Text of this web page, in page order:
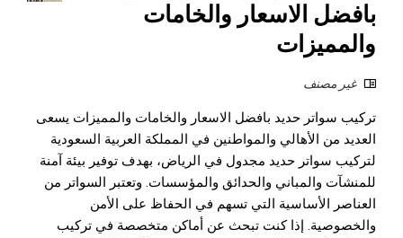
بافضل الاسعار والخامات
والمميزات
غير مصنف
تركيب سواتر حديد بافضل الاسعار والخامات والمميزات يسعى
العديد من الأهالي والمواطنين في المملكة العربية السعودية
لتركيب سواتر حديد مجدول في الرياض، بهدف توفير بيئة آمنة
للمنشآت والمباني والحدائق والمؤسسات. وتعتبر السواتر من
العناصر الأساسية التي تسهم في الحفاظ على الأمن
والخصوصية. إذا كنت تبحث عن أماكن متخصصة في تركيب